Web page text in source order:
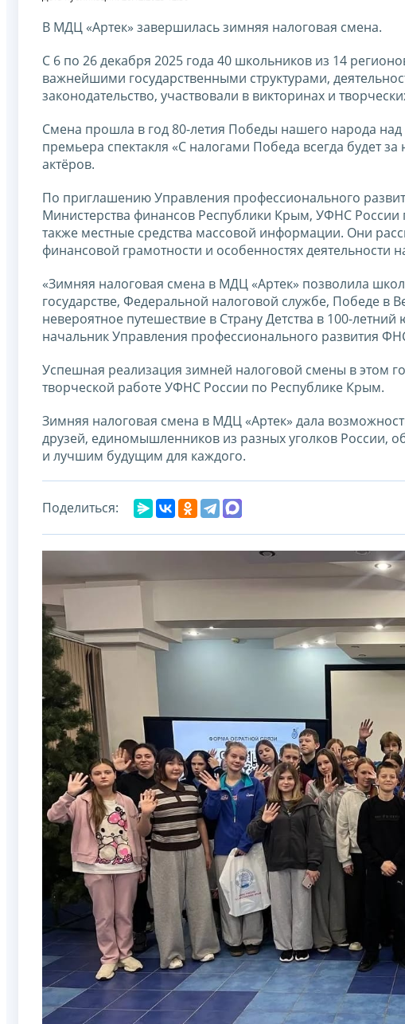
В МДЦ «Артек» завершилась зимняя налоговая смена.
С 6 по 26 декабря 2025 года 40 школьников из 14
важнейшими государственными структурами,
законодательство, участвовали в викторинах и
Смена прошла в год 80-летия Победы нашего народа
премьера спектакля «С налогами Победа всегда будет
актёров.
По приглашению Управления профессионального
Министерства финансов Республики Крым, УФНС
также местные средства массовой информации. Они
финансовой грамотности и особенностях деятельности
«Зимняя налоговая смена в МДЦ «Артек» позволила
государстве, Федеральной налоговой службе, Победе в
невероятное путешествие в Страну Детства в 100-
начальник Управления профессионального развития
Успешная реализация зимней налоговой смены в этом
творческой работе УФНС России по Республике Крым.
Зимняя налоговая смена в МДЦ «Артек» дала
друзей, единомышленников из разных уголков
и лучшим будущим для каждого.
Поделиться: